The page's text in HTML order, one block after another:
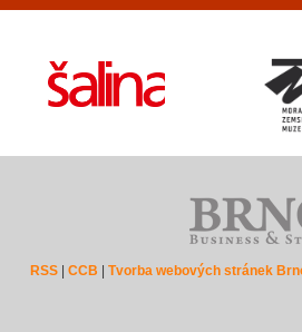
RSS |CCB |Tvorba webových stránek